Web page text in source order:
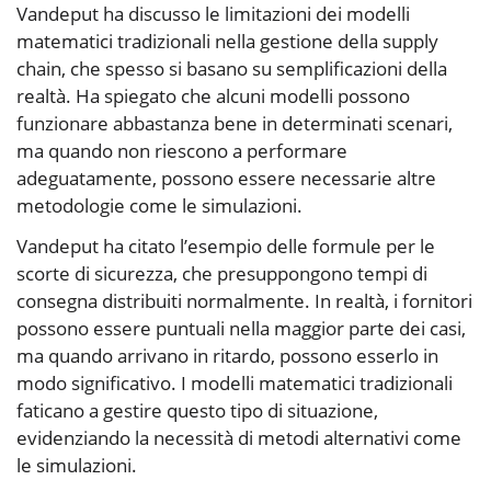
Vandeput ha discusso le limitazioni dei modelli
matematici tradizionali nella gestione della supply
chain, che spesso si basano su semplificazioni della
realtà. Ha spiegato che alcuni modelli possono
funzionare abbastanza bene in determinati scenari,
ma quando non riescono a performare
adeguatamente, possono essere necessarie altre
metodologie come le simulazioni.
Vandeput ha citato l’esempio delle formule per le
scorte di sicurezza, che presuppongono tempi di
consegna distribuiti normalmente. In realtà, i fornitori
possono essere puntuali nella maggior parte dei casi,
ma quando arrivano in ritardo, possono esserlo in
modo significativo. I modelli matematici tradizionali
faticano a gestire questo tipo di situazione,
evidenziando la necessità di metodi alternativi come
le simulazioni.